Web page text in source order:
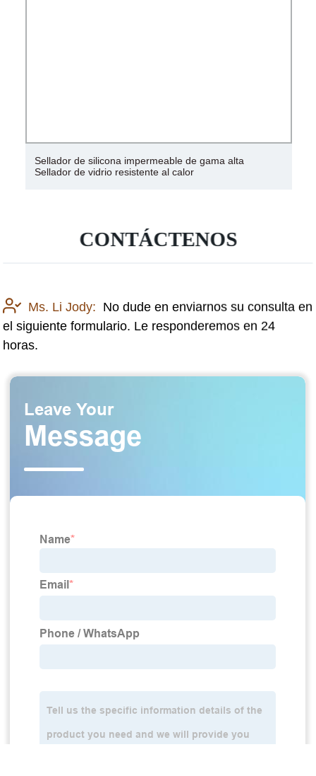
Sellador de silicona impermeable de gama alta
Sellador de vidrio resistente al calor
CONTÁCTENOS
Ms. Li Jody: No dude en enviarnos su consulta en
el siguiente formulario. Le responderemos en 24
horas.